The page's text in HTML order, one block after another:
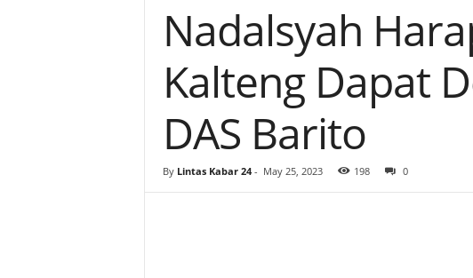
Nadalsyah
Kalteng Dapat
DAS Barito
By Lintas Kabar 24- May 25, 2023 198 0